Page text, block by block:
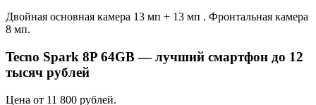
Двойная основная камера 13 мп + 13 мп . Фронтальная камера
8 мп.
Tecno Spark 8P 64GB — лучший смартфон до 12
тысяч рублей
Цена от 11 800 рублей.